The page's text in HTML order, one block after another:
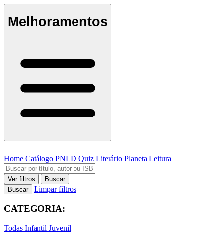
Melhoramentos
Home Catálogo PNLD Quiz Literário Planeta Leitura
Ver filtros
Buscar
Buscar
Limpar filtros
CATEGORIA:
Todas Infantil Juvenil